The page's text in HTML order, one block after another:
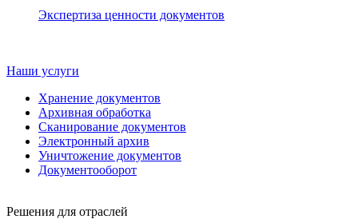
Экспертиза ценности документов
Наши услуги
Хранение документов
Архивная обработка
Сканирование документов
Электронный архив
Уничтожение документов
Документооборот
Решения для отраслей